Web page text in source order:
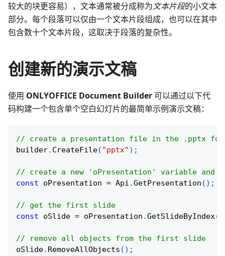
较大的块更容易），文本通常被分成称为文本片段的小文本
部分。每个段落可以仅由一个文本片段组成，也可以在其中
包含数十个文本片段，这取决于段落的复杂性。
创建新的演示文稿
使用 ONLYOFFICE Document Builder可以通过以下代
码构建一个包含单个空白幻灯片的最简单示例演示文稿：
// create a presentation file in the .pptx format
builder. CreateFile( "pptx" ) ;
// create a new 'oPresentation' variable and
const oPresentation = Api .GetPresentation ( ) ;
// get the first slide
const oSlide = oPresentation .GetSlideByIndex(
// remove all objects from the first slide
oSlide. RemoveAllObjects ( ) ;